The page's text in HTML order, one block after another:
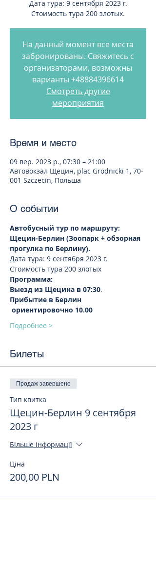
Дата тура: 9 сентября 2023 г.
Стоимость тура 200 злотых.
На данный момент все места
забронированы. Свяжитесь с
организаторами, возможны
варианты +48884396614
Смотреть другие
мероприятия
Время и место
09 вер. 2023 р., 07:30 – 21:00
Автовокзал Щецин, plac Grodnicki 1, 70-
001 Szczecin, Польша
О событии
Автобусный тур по маршруту:
Щецин-Берлин (Зоопарк + обзорная
прогулка по Берлину).
Дата тура: 9 сентября 2023 г.
Стоимость тура 200 злотых
Программа:
Выезд из Щецина в 07:30.
Прибытие в Берлин
ориентировочно 10.00
Подробнее >
Билеты
Продаж завершено
Тип квитка
Щецин-Берлин 9 сентября
2023 г
Більше інформації
Ціна
200,00 PLN